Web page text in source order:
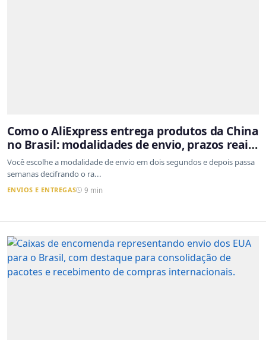
Como o AliExpress entrega produtos da China
no Brasil: modalidades de envio, prazos reais
e o que a Cainiao tem a ver com isso
Você escolhe a modalidade de envio em dois segundos e depois passa
semanas decifrando o ra...
ENVIOS E ENTREGAS 9 min